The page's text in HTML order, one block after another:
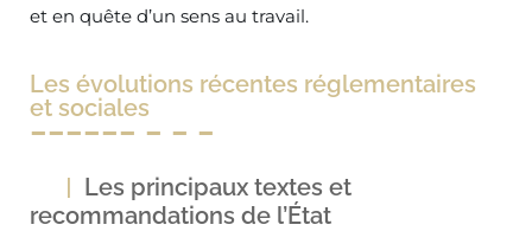
et en quête d’un sens au travail.
Les évolutions récentes réglementaires
et sociales
Les principaux textes et
recommandations de l’État